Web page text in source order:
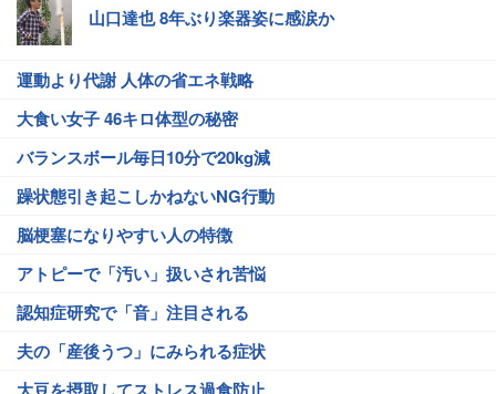
山口達也 8年ぶり楽器姿に感涙か
運動より代謝 人体の省エネ戦略
大食い女子 46キロ体型の秘密
バランスボール毎日10分で20kg減
躁状態引き起こしかねないNG行動
脳梗塞になりやすい人の特徴
アトピーで「汚い」扱いされ苦悩
認知症研究で「音」注目される
夫の「産後うつ」にみられる症状